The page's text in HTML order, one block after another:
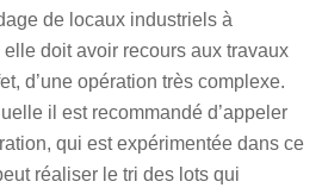
de locaux industriels à
doit avoir recours aux travaux
d’une opération très complexe.
il est recommandé d’appeler
qui est expérimentée dans ce
réaliser le tri des lots qui